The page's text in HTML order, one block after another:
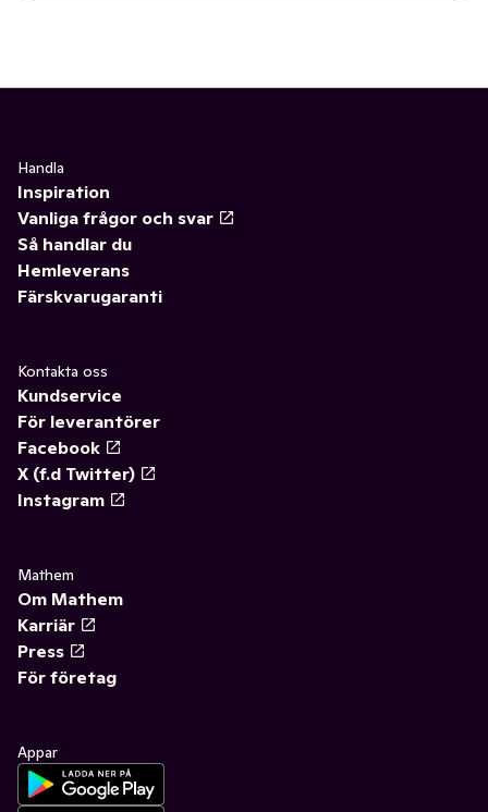
Handla
Inspiration
Vanliga frågor och svar
Så handlar du
Hemleverans
Färskvarugaranti
Kontakta oss
Kundservice
För leverantörer
Facebook
X (f.d Twitter)
Instagram
Mathem
Om Mathem
Karriär
Press
För företag
Appar